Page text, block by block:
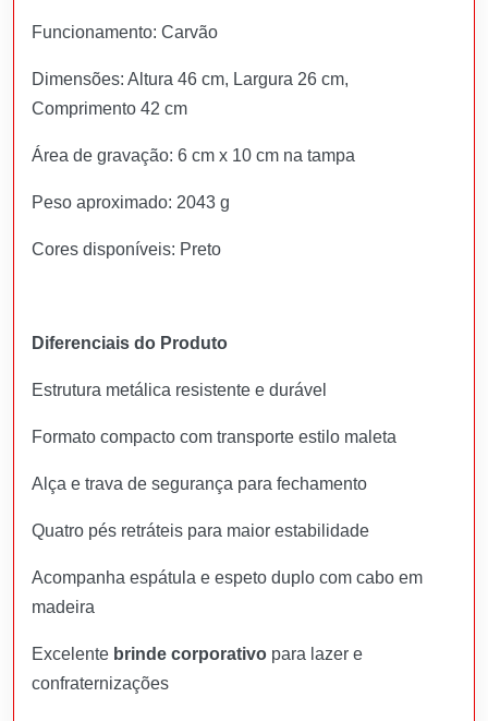
Funcionamento: Carvão
Dimensões: Altura 46 cm, Largura 26 cm,
Comprimento 42 cm
Área de gravação: 6 cm x 10 cm na tampa
Peso aproximado: 2043 g
Cores disponíveis: Preto
Diferenciais do Produto
Estrutura metálica resistente e durável
Formato compacto com transporte estilo maleta
Alça e trava de segurança para fechamento
Quatro pés retráteis para maior estabilidade
Acompanha espátula e espeto duplo com cabo em
madeira
Excelente brinde corporativo para lazer e
confraternizações